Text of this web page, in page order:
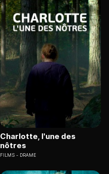
Charlotte, l'une des
nôtres
FILMS DRAME